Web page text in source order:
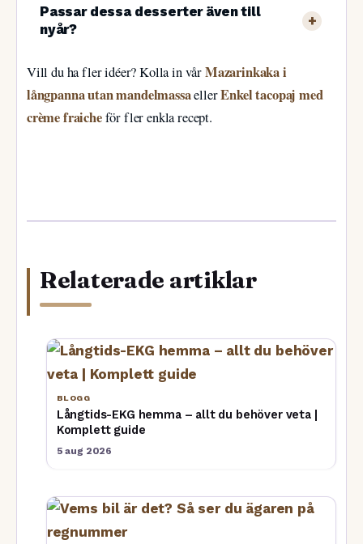
Passar dessa desserter även till
nyår?
Vill du ha fler idéer? Kolla in vårMazarinkaka i
långpanna utan mandelmassaellerEnkel tacopaj med
crème fraicheför fler enkla recept.
Relaterade artiklar
BLOGG
Långtids-EKG hemma – allt du behöver veta |
Komplett guide
5 aug 2026